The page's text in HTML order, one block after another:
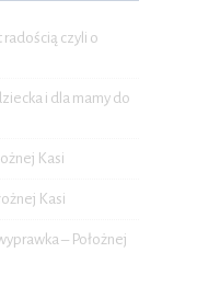
radością czyli o
i dla mamy do
Kasi
Kasi
– Położnej